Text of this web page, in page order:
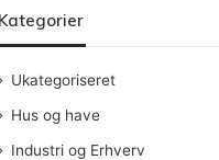
Kategorier
Ukategoriseret
Hus og have
Industri og Erhverv